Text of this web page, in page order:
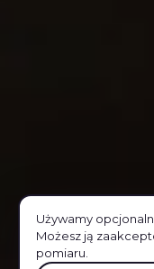
Używamy
Możesz ją
pomiaru.